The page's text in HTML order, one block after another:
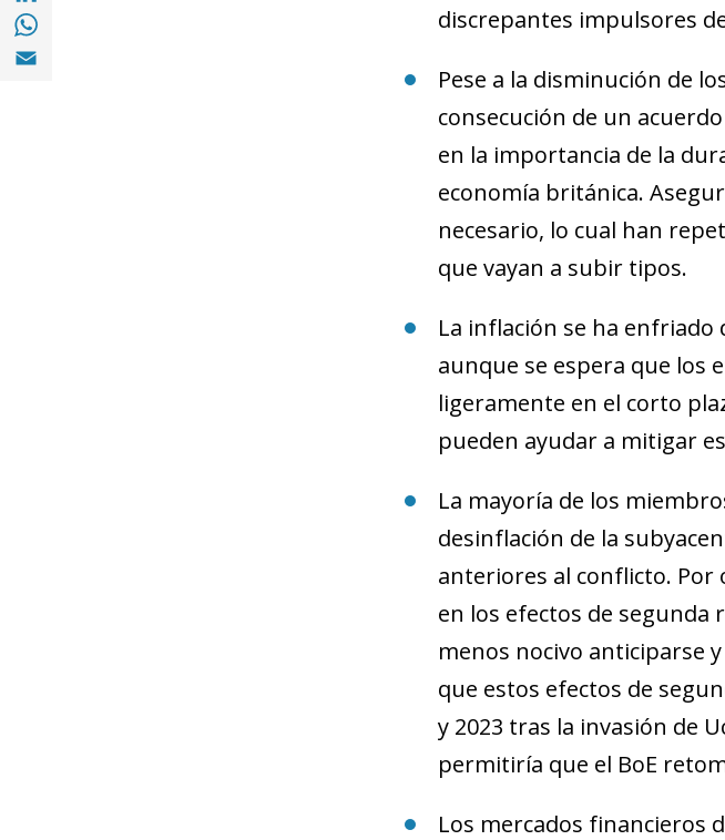
Share with with Whatsapp (opens in a new window)
discrepantes impulsores
Pese a la disminución de
consecución de un
en la importancia de la
economía británica.
necesario, lo cual han
que vayan a subir tipos.
La inflación se ha enfriado
aunque se espera que los
ligeramente en el corto
pueden ayudar a mitigar
La mayoría de los
desinflación de la
anteriores al conflicto. Por
en los efectos de segunda
menos nocivo anticiparse
que estos efectos de
y 2023 tras la invasión de
permitiría que el BoE
Los mercados financieros